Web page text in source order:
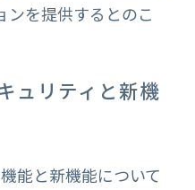
ンを提供するとのこ
ュリティと新機
能と新機能について